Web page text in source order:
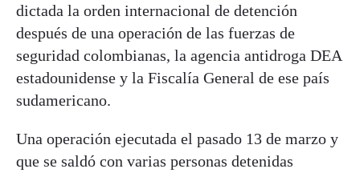
dictada la orden internacional de detención
después de una operación de las fuerzas de
seguridad colombianas, la agencia antidroga DEA
estadounidense y la Fiscalía General de ese país
sudamericano.
Una operación ejecutada el pasado 13 de marzo y
que se saldó con varias personas detenidas